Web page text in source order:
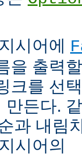
지시어에
을 출력
크를 선
만든다.
과 내림
지시어의